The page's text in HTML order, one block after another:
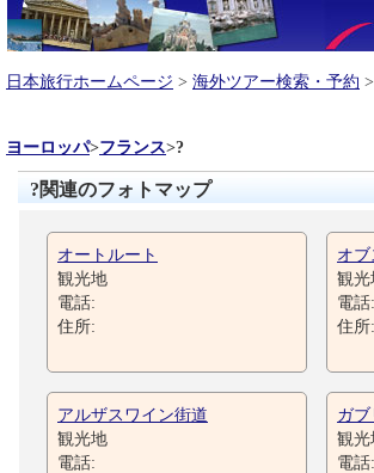
日本旅行ホームページ > 海外ツアー検索・予約
ヨーロッパ>フランス>?
?関連のフォトマップ
オートルート
観光地
電話:
住所:
オブ
観光
電話:
住所:
アルザスワイン街道
観光地
電話:
ガ
観光
電話: